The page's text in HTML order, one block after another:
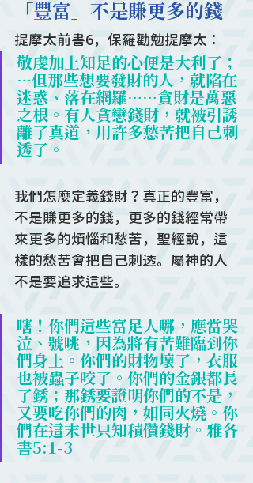
「豐富」不是賺更多的錢
提摩太前書6，保羅勸勉提摩太：
敬虔加上知足的心便是大利了；
…但那些想要發財的人，就陷在
迷惑、落在網羅……貪財是萬惡
之根。有人貪戀錢財，就被引誘
離了真道，用許多愁苦把自己刺
透了。
我們怎麼定義錢財？真正的豐富，
不是賺更多的錢，更多的錢經常帶
來更多的煩惱和愁苦，聖經說，這
樣的愁苦會把自己刺透。屬神的人
不是要追求這些。
嗐！你們這些富足人哪，應當哭
泣、號咷，因為將有苦難臨到你
們身上。你們的財物壞了，衣服
也被蟲子咬了。你們的金銀都長
了銹；那銹要證明你們的不是，
又要吃你們的肉，如同火燒。你
們在這末世只知積儹錢財。雅各
書5:1-3